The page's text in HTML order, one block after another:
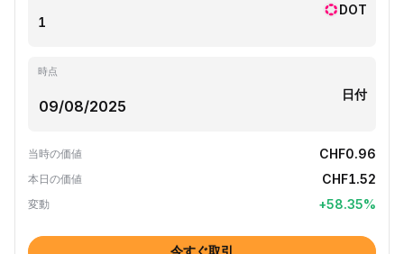
DOT
時点
日付
当時の価値 CHF0.96
本日の価値 CHF1.52
変動 +58.35%
今すぐ取引